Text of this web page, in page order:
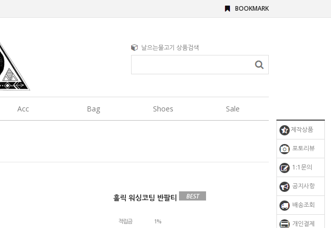
제작상품
포토리뷰
1:1문의
공지사항
배송조회
개인결제
BOOKMARK
날으는물고기 상품검색
Acc Bag Shoes Sale
홀릭 워싱코팅 반팔티
적립금 1%